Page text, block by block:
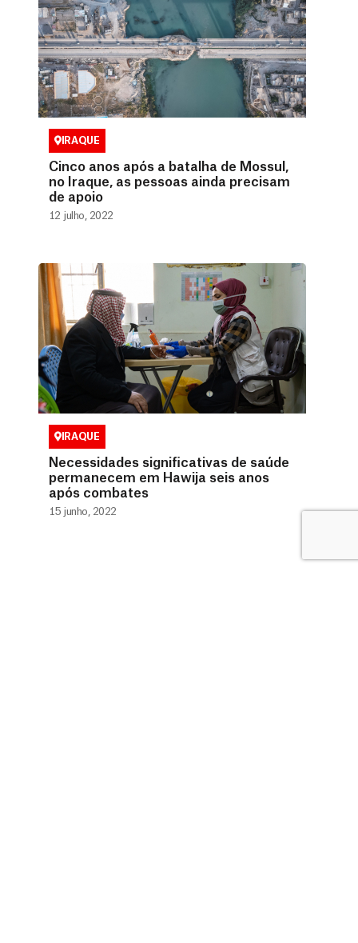
IRAQUE
Cinco anos após a batalha de Mossul,
no Iraque, as pessoas ainda precisam
de apoio
12 julho, 2022
IRAQUE
Necessidades significativas de saúde
permanecem em Hawija seis anos
após combates
15 junho, 2022